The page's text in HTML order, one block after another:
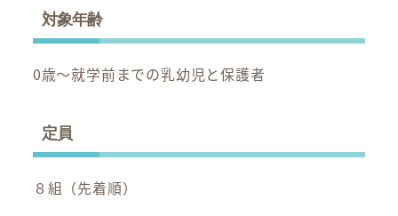
対象年齢
0歳～就学前までの乳幼児と保護者
定員
８組（先着順）